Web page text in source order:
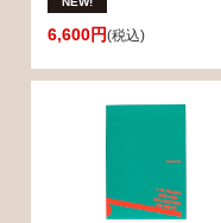
6,600円(税込)